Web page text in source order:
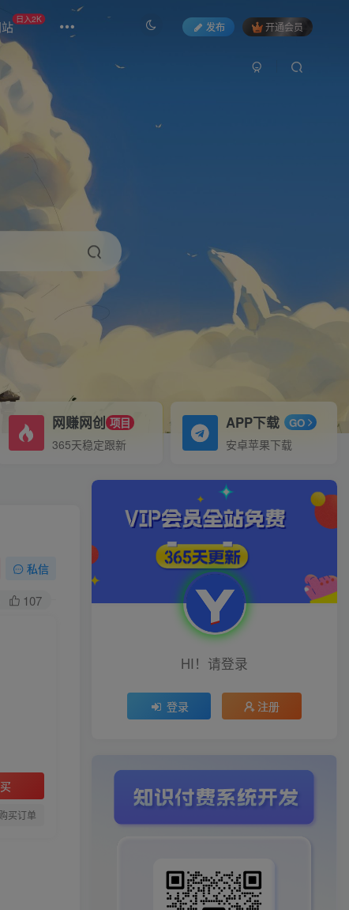
日入2K
发布 开通会员
网赚网创 项目
365天稳定跟新
APP下载 GO
安卓苹果下载
私信
107
买订单
HI！请登录
登录 注册